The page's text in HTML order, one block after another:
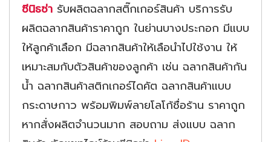
ซีนิธซ่า รับผลิตฉลากสติ๊กเกอร์สินค้า บริการรับ
ผลิตฉลากสินค้าราคาถูก ในย่านบางประกอก มีแบบ
ให้ลูกค้าเลือก มีฉลากสินค้าให้เลือนำไปใช้งาน ให้
เหมาะสมกับตัวสินค้าของลูกค้า เช่น ฉลากสินค้ากัน
น้ำ ฉลากสินค้าสติกเกอร์ไดคัต ฉลากสินค้าแบบ
กระดาษกาว พร้อมพิมพ์ลายโลโก้ชื่อร้าน ราคาถูก
หากสั่งผลิตจำนวนมาก สอบถาม ส่งแบบ ฉลาก